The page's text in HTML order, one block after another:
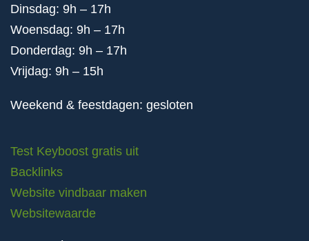
Dinsdag: 9h – 17h
Woensdag: 9h – 17h
Donderdag: 9h – 17h
Vrijdag: 9h – 15h
Weekend & feestdagen: gesloten
Test Keyboost gratis uit
Backlinks
Website vindbaar maken
Websitewaarde